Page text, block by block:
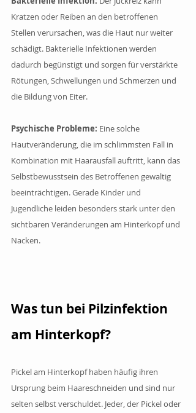
Kratzen oder Reiben an den betroffenen
Stellen verursachen, was die Haut nur weiter
schädigt. Bakterielle Infektionen werden
dadurch begünstigt und sorgen für verstärkte
Rötungen, Schwellungen und Schmerzen und
die Bildung von Eiter.
Psychische Probleme: Eine solche
Hautveränderung, die im schlimmsten Fall in
Kombination mit Haarausfall auftritt, kann das
Selbstbewusstsein des Betroffenen gewaltig
beeinträchtigen. Gerade Kinder und
Jugendliche leiden besonders stark unter den
sichtbaren Veränderungen am Hinterkopf und
Nacken.
Was tun bei Pilzinfektion
am Hinterkopf?
Pickel am Hinterkopf haben häufig ihren
Ursprung beim Haareschneiden und sind nur
selten selbst verschuldet. Jeder, der Pickel oder